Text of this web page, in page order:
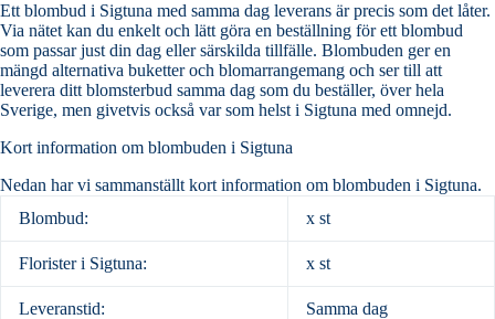
Ett blombud i Sigtuna med samma dag leverans är precis som det låter.
Via nätet kan du enkelt och lätt göra en beställning för ett blombud
som passar just din dag eller särskilda tillfälle. Blombuden ger en
mängd alternativa buketter och blomarrangemang och ser till att
leverera ditt blomsterbud samma dag som du beställer, över hela
Sverige, men givetvis också var som helst i Sigtuna med omnejd.
Kort information om blombuden i Sigtuna
Nedan har vi sammanställt kort information om blombuden i Sigtuna.
Blombud:
x st
Florister i Sigtuna: x st
Leveranstid: Samma dag